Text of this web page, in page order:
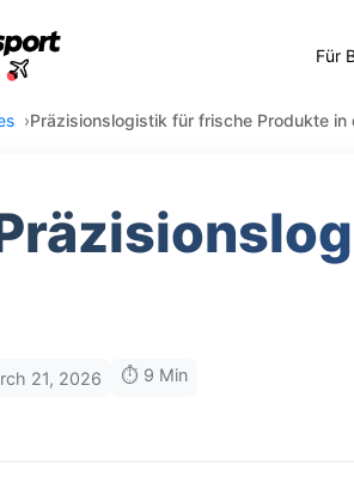
Für
Präzisionslogistik für frische Produkte in
21, 2026 ⏱️ 9 Min